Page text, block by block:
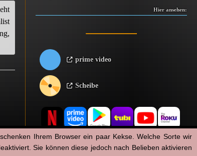
Hier ansehen:
prime video
Scheibe
Ihrem Browser ein paar Kekse. Welche Sorte wir
Sie können diese jedoch nach Belieben aktivieren